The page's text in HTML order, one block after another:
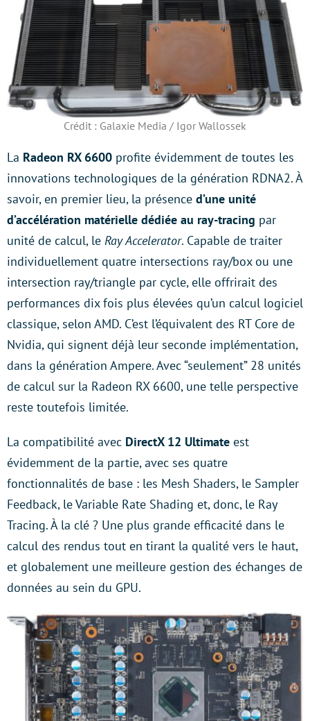
Crédit : Galaxie Media / Igor Wallossek
La Radeon RX 6600 profite évidemment de toutes les
innovations technologiques de la génération RDNA2. À
savoir, en premier lieu, la présence d’une unité
d’accélération matérielle dédiée au ray-tracing par
unité de calcul, le Ray Accelerator. Capable de traiter
individuellement quatre intersections ray/box ou une
intersection ray/triangle par cycle, elle offrirait des
performances dix fois plus élevées qu’un calcul logiciel
classique, selon AMD. C’est l’équivalent des RT Core de
Nvidia, qui signent déjà leur seconde implémentation,
dans la génération Ampere. Avec “seulement” 28 unités
de calcul sur la Radeon RX 6600, une telle perspective
reste toutefois limitée.
La compatibilité avec DirectX 12 Ultimate est
évidemment de la partie, avec ses quatre
fonctionnalités de base : les Mesh Shaders, le Sampler
Feedback, le Variable Rate Shading et, donc, le Ray
Tracing. À la clé ? Une plus grande efficacité dans le
calcul des rendus tout en tirant la qualité vers le haut,
et globalement une meilleure gestion des échanges de
données au sein du GPU.